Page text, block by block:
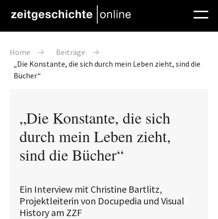
Pfadnavigation
Home
Beiträge
„Die Konstante, die sich durch mein Leben zieht, sind die
Bücher“
„Die Konstante, die sich
durch mein Leben zieht,
sind die Bücher“
Ein Interview mit Christine Bartlitz,
Projektleiterin von Docupedia und Visual
History am ZZF